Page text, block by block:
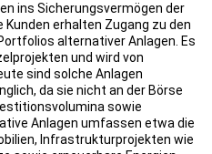
ins Sicherungsvermögen der
erhalten Zugang zu den
alternativer Anlagen. Es
und wird von
sind solche Anlagen
da sie nicht an der Börse
sowie
Anlagen umfassen etwa die
Infrastrukturprojekten wie